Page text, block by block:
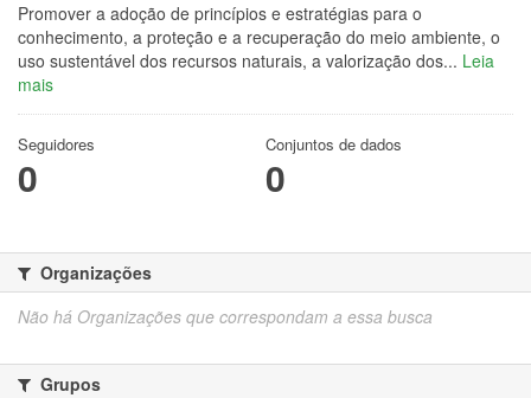
Promover a adoção de princípios e estratégias para o
conhecimento, a proteção e a recuperação do meio ambiente, o
uso sustentável dos recursos naturais, a valorização dos... Leia
mais
Seguidores
0
Conjuntos de dados
0
Organizações
Não há Organizações que correspondam a essa busca
Grupos